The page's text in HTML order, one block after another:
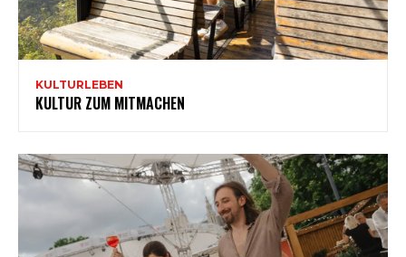
KULTURLEBEN
KULTUR ZUM MITMACHEN